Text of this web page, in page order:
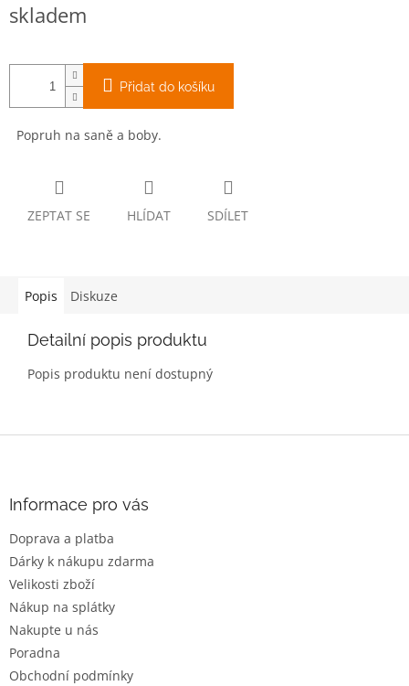
cena:
skladem
Přidat do košíku
Popruh na saně a boby.
ZEPTAT SE HLÍDAT SDÍLET
Popis Diskuze
Detailní popis produktu
Popis produktu není dostupný
Informace pro vás
Doprava a platba
Dárky k nákupu zdarma
Velikosti zboží
Nákup na splátky
Nakupte u nás
Poradna
Obchodní podmínky